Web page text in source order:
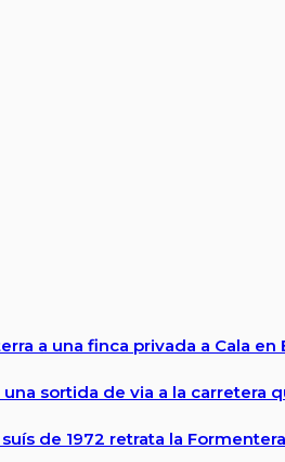
a una finca privada a Cala
sortida de via a la carretera
de 1972 retrata la